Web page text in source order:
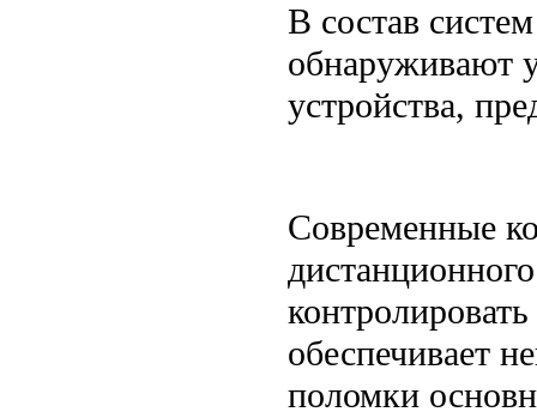
В состав
обнаруживают
устройства,
Современные
обеспечивает
поломки